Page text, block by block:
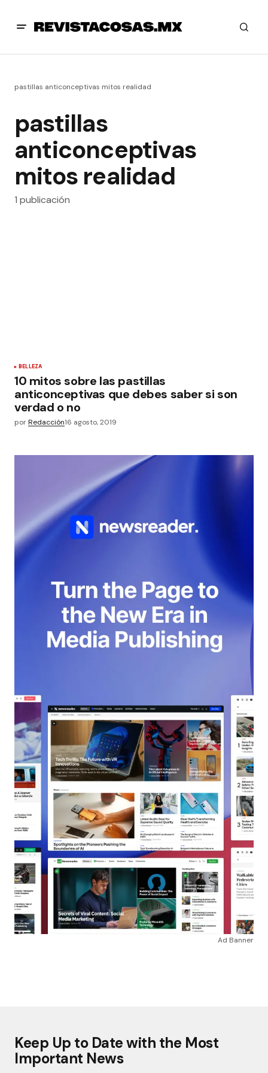
pastillas anticonceptivas mitos realidad
pastillas
anticonceptivas
mitos realidad
1 publicación
BELLEZA
10 mitos sobre las pastillas
anticonceptivas que debes saber si son
verdad o no
porRedacción16 agosto, 2019
Ad Banner
Keep Up to Date with the Most
Important News